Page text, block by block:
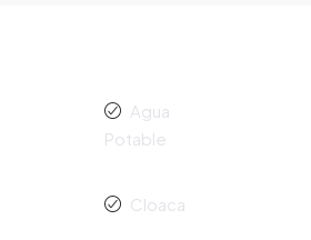
Agua
Potable
Cloaca